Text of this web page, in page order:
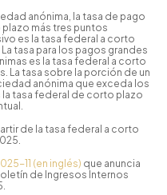
anónima, la tasa de pago
más tres puntos
es la tasa federal a corto
tasa para los pagos grandes
es la tasa federal a corto
La tasa sobre la porción de un
anónima que exceda los
tasa federal de corto plazo
de la tasa federal a corto
11 (en inglés) que anuncia
de Ingresos Internos